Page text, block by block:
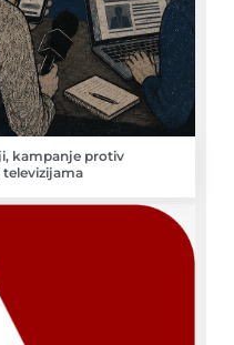
kampanje protiv